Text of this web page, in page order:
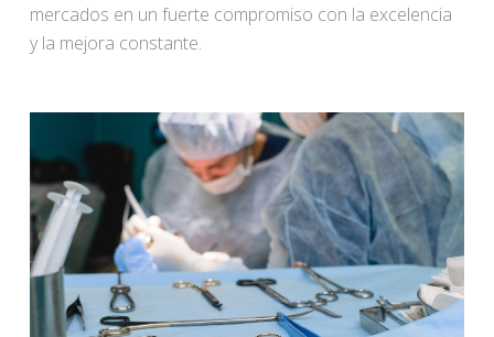
mercados en un fuerte compromiso con la excelencia
y la mejora constante.